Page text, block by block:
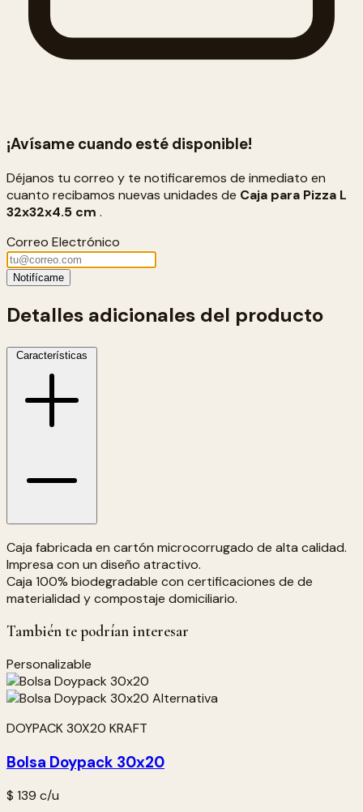
¡Avísame cuando esté disponible!
Déjanos tu correo y te notificaremos de inmediato en
cuanto recibamos nuevas unidades de Caja para Pizza L
32x32x4.5 cm .
Correo Electrónico
Notifícame
Detalles adicionales del producto
Características
Caja fabricada en cartón microcorrugado de alta calidad.
Impresa con un diseño atractivo.
Caja 100% biodegradable con certificaciones de de
materialidad y compostaje domiciliario.
También te podrían interesar
Personalizable
DOYPACK 30X20 KRAFT
Bolsa Doypack 30x20
$ 139 c/u